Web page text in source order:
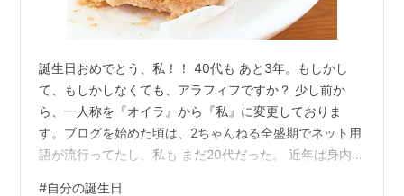
誕生日おめでとう、私！！ 40代も あと3年。もしかし
て、もしかしなくても、アラフィフですか？ 少し前か
ら、一人称を『オイラ』から『私』に変更しておりま
す。ブログを始めた頃は、2ちゃんねる全盛期でネット用
語が流行ってたし、私も まだ20代だった。 近年は身内以
#自分の誕生日